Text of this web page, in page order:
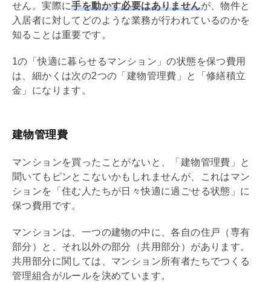
せん。実際に手を動かす必要はありませんが、物件と
入居者に対してどのような業務が行われているのかを
知ることは重要です。
1の「快適に暮らせるマンション」の状態を保つ費用
は、細かくは次の2つの「建物管理費 」と「修繕積立
金 」になります。
建物管理費
マンションを買ったことがないと、「建物管理費 」と
聞いてもピンとこないかもしれませんが、これはマン
ションを「住む人たちが日々快適に過ごせる状態」に
保つ費用です。
マンションは、一つの建物の中に、各自の住戸（専有
部分）と、それ以外の部分（共用部分）があります。
共用部分に関しては、マンション所有者たちでつくる
管理組合がルールを決めています。